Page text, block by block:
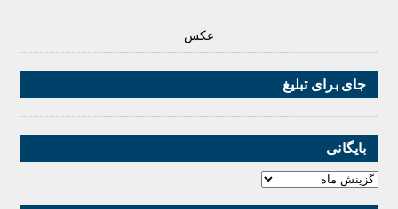
عکس
جای برای تبلیغ
بایگانی